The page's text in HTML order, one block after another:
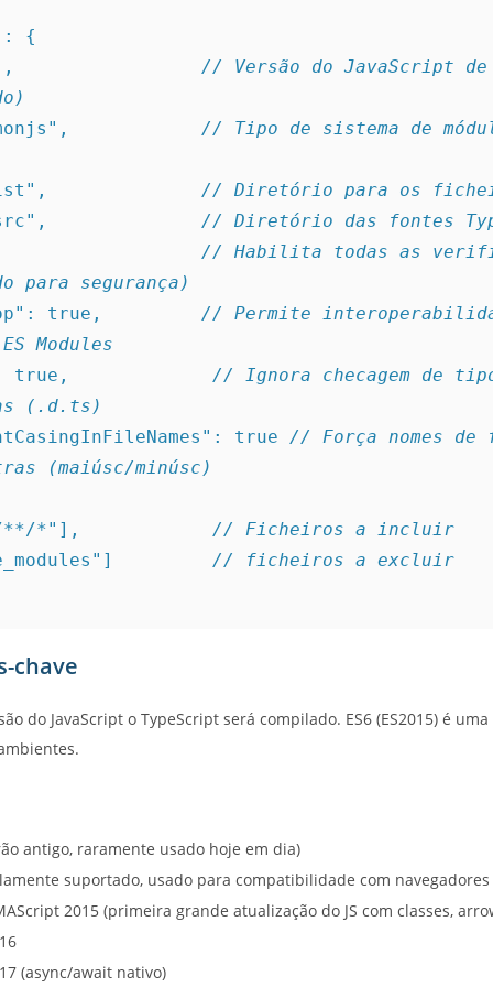
{
"es6",
// Versão do JavaScript de
"commonjs",
// Tipo de sistema de
"./dist",
// Diretório para os
"./src",
// Diretório das fontes
// Habilita todas as
para segurança)
true,
// Permite
Modules
true,
// Ignora checagem de
(.d.ts)
true
// Força nomes de
(maiúsc/minúsc)
["src/**/*"],
// Ficheiros a incluir
// ficheiros a excluir
chave
do JavaScript o TypeScript será compilado. ES6 (ES2015) é
antigo, raramente usado hoje em dia)
suportado, usado para compatibilidade com
2015 (primeira grande atualização do JS com classes,
(async/await nativo)